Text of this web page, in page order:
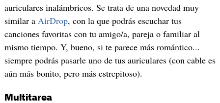
auriculares inalámbricos. Se trata de una novedad muy
similar a AirDrop, con la que podrás escuchar tus
canciones favoritas con tu amigo/a, pareja o familiar al
mismo tiempo. Y, bueno, si te parece más romántico...
siempre podrás pasarle uno de tus auriculares (con cable es
aún más bonito, pero más estrepitoso).
Multitarea